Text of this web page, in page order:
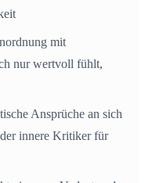
mit
nur wertvoll fühlt,
Ansprüche an sich
innere Kritiker für